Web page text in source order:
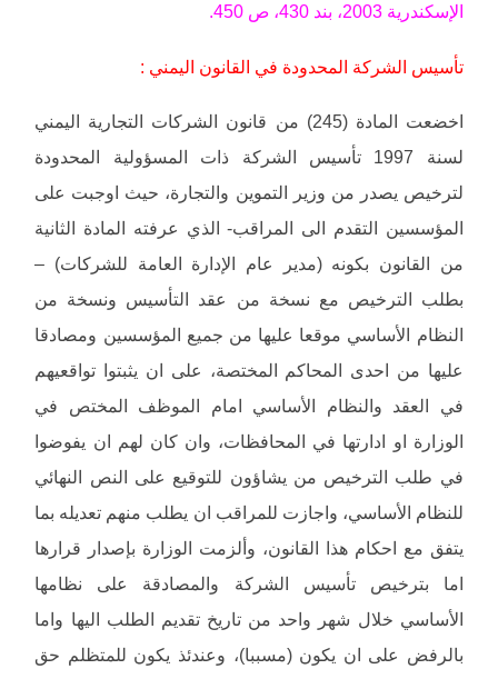
الإسكندرية 2003، بند 430، ص 450.
تأسيس الشركة المحدودة في القانون اليمني :
اخضعت المادة (245) من قانون الشركات التجارية اليمني
لسنة 1997 تأسيس الشركة ذات المسؤولية المحدودة
لترخيص يصدر من وزير التموين والتجارة، حيث اوجبت على
المؤسسين التقدم الى المراقب- الذي عرفته المادة الثانية
من القانون بكونه (مدير عام الإدارة العامة للشركات) –
بطلب الترخيص مع نسخة من عقد التأسيس ونسخة من
النظام الأساسي موقعا عليها من جميع المؤسسين ومصادقا
عليها من احدى المحاكم المختصة، على ان يثبتوا تواقعيهم
في العقد والنظام الأساسي امام الموظف المختص في
الوزارة او ادارتها في المحافظات، وان كان لهم ان يفوضوا
في طلب الترخيص من يشاؤون للتوقيع على النص النهائي
للنظام الأساسي، واجازت للمراقب ان يطلب منهم تعديله بما
يتفق مع احكام هذا القانون، وألزمت الوزارة بإصدار قرارها
اما بترخيص تأسيس الشركة والمصادقة على نظامها
الأساسي خلال شهر واحد من تاريخ تقديم الطلب اليها واما
بالرفض على ان يكون (مسببا)، وعندئذ يكون للمتظلم حق